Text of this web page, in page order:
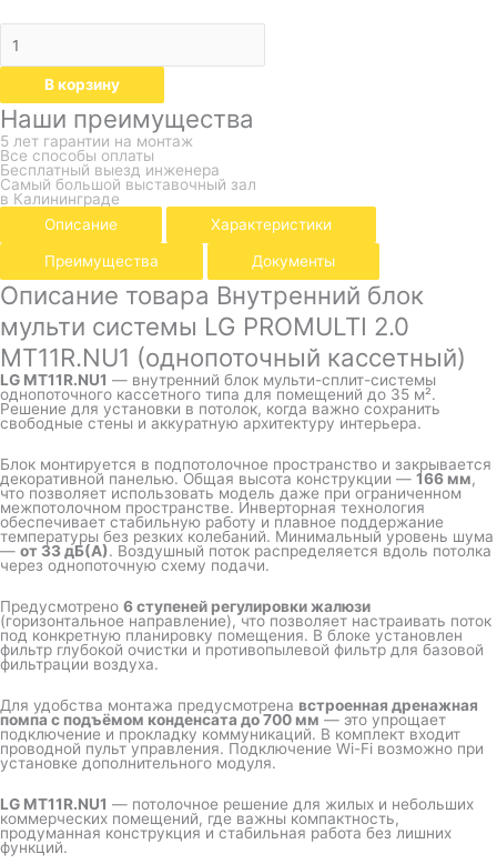
В корзину
Наши преимущества
5 лет гарантии на монтаж
Все способы оплаты
Бесплатный выезд инженера
Самый большой выставочный зал
в Калининграде
Описание
Характеристики
Преимущества Документы
Описание товара Внутренний блок
мульти системы LG PROMULTI 2.0
MT11R.NU1 (однопоточный кассетный)
LG MT11R.NU1 — внутренний блок мульти-сплит-системы
однопоточного кассетного типа для помещений до 35 м².
Решение для установки в потолок, когда важно сохранить
свободные стены и аккуратную архитектуру интерьера.
Блок монтируется в подпотолочное пространство и закрывается
декоративной панелью. Общая высота конструкции — 166 мм,
что позволяет использовать модель даже при ограниченном
межпотолочном пространстве. Инверторная технология
обеспечивает стабильную работу и плавное поддержание
температуры без резких колебаний. Минимальный уровень шума
— от 33 дБ(А). Воздушный поток распределяется вдоль потолка
через однопоточную схему подачи.
Предусмотрено 6 ступеней регулировки жалюзи
(горизонтальное направление), что позволяет настраивать поток
под конкретную планировку помещения. В блоке установлен
фильтр глубокой очистки и противопылевой фильтр для базовой
фильтрации воздуха.
Для удобства монтажа предусмотрена встроенная дренажная
помпа с подъёмом конденсата до 700 мм — это упрощает
подключение и прокладку коммуникаций. В комплект входит
проводной пульт управления. Подключение Wi-Fi возможно при
установке дополнительного модуля.
LG MT11R.NU1 — потолочное решение для жилых и небольших
коммерческих помещений, где важны компактность,
продуманная конструкция и стабильная работа без лишних
функций.